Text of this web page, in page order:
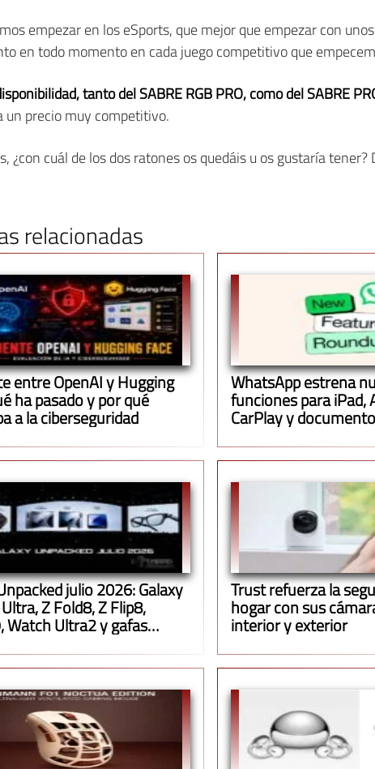
empezar en los eSports, que mejor que empezar con
en todo momento en cada juego competitivo que
tanto del SABRE RGB PRO, como del SABRE
un precio muy competitivo.
¿con cuál de los dos ratones os quedáis u os gustaría
relacionadas
entre OpenAI y Hugging
ha pasado y por qué
a la ciberseguridad
WhatsApp estrena
funciones para iPad,
CarPlay y
julio 2026: Galaxy
Z Fold8, Z Flip8,
Watch Ultra2 y gafas
Trust refuerza la
hogar con sus
interior y exterior